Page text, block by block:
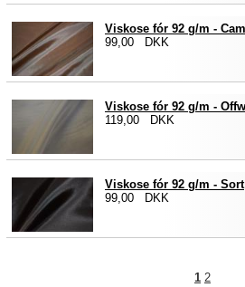
Viskose fór 92 g/m -
99,00 DKK
Viskose fór 92 g/m -
119,00 DKK
Viskose fór 92 g/m - Sort
99,00 DKK
1 2